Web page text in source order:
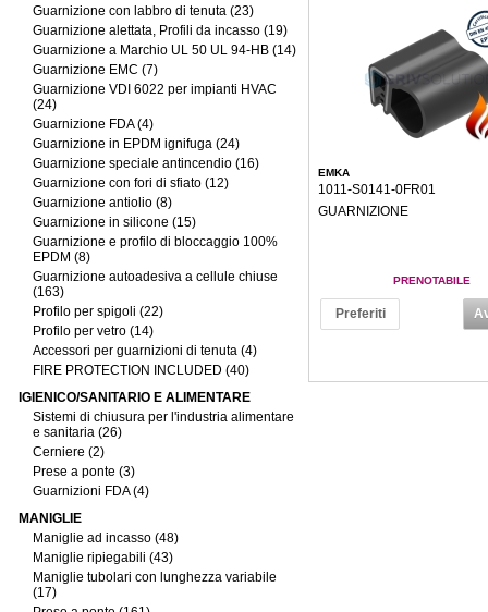
Guarnizione con labbro di tenuta (23)
Guarnizione alettata, Profili da incasso (19)
Guarnizione a Marchio UL 50 UL 94-HB (14)
Guarnizione EMC (7)
Guarnizione VDI 6022 per impianti HVAC
(24)
Guarnizione FDA (4)
Guarnizione in EPDM ignifuga (24)
Guarnizione speciale antincendio (16)
Guarnizione con fori di sfiato (12)
Guarnizione antiolio (8)
Guarnizione in silicone (15)
Guarnizione e profilo di bloccaggio 100%
EPDM (8)
Guarnizione autoadesiva a cellule chiuse
(163)
Profilo per spigoli (22)
Profilo per vetro (14)
Accessori per guarnizioni di tenuta (4)
FIRE PROTECTION INCLUDED (40)
IGIENICO/SANITARIO E ALIMENTARE
Sistemi di chiusura per l'industria alimentare
e sanitaria (26)
Cerniere (2)
Prese a ponte (3)
Guarnizioni FDA (4)
MANIGLIE
Maniglie ad incasso (48)
Maniglie ripiegabili (43)
Maniglie tubolari con lunghezza variabile
(17)
EMKA
1011-S0141-0FR01
GUARNIZIONE
PRENOTABILE
Preferiti